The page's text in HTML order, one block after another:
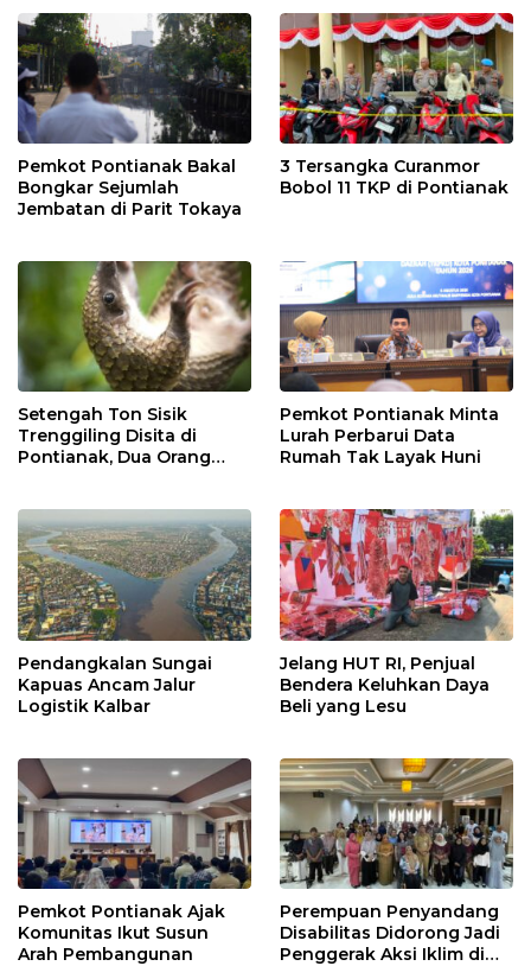
Pemkot Pontianak Bakal
Bongkar Sejumlah
Jembatan di Parit Tokaya
3 Tersangka Curanmor
Bobol 11 TKP di Pontianak
Setengah Ton Sisik
Trenggiling Disita di
Pontianak, Dua Orang
Pemkot Pontianak Minta
Lurah Perbarui Data
Rumah Tak Layak Huni
Pendangkalan Sungai
Kapuas Ancam Jalur
Logistik Kalbar
Jelang HUT RI, Penjual
Bendera Keluhkan Daya
Beli yang Lesu
Pemkot Pontianak Ajak
Komunitas Ikut Susun
Arah Pembangunan
Perempuan Penyandang
Disabilitas Didorong Jadi
Penggerak Aksi Iklim di